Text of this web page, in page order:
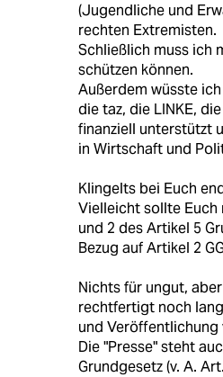
(Jugendliche und
rechten Extremisten.
Schließlich muss ich
schützen können.
Außerdem wüsste
die taz, die LINKE,
finanziell unterstützt
in Wirtschaft und
Klingelts bei Euch
Vielleicht sollte Euch
und 2 des Artikel 5
Bezug auf Artikel 2
Nichts für ungut,
rechtfertigt noch
und Veröffentlichung
Die "Presse" steht
Grundgesetz (v. A.